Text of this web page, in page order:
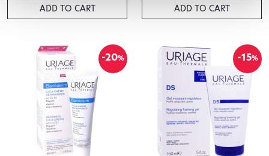
ADD TO CART ADD TO CART
-20% -15%